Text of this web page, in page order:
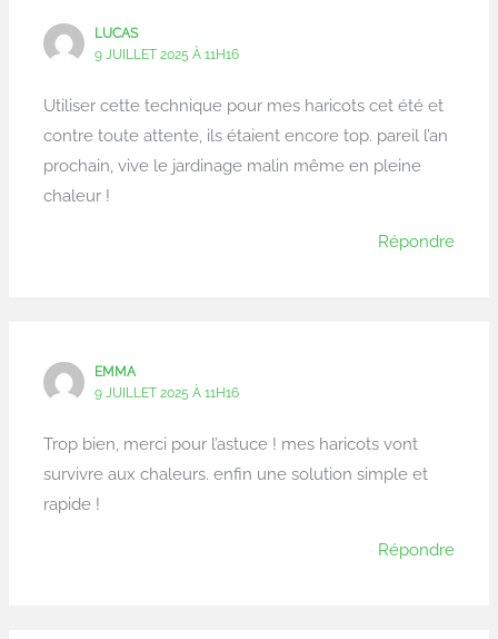
LUCAS
9 JUILLET 2025 À 11H16
Utiliser cette technique pour mes haricots cet été et
contre toute attente, ils étaient encore top. pareil l’an
prochain, vive le jardinage malin même en pleine
chaleur !
Répondre
EMMA
9 JUILLET 2025 À 11H16
Trop bien, merci pour l’astuce ! mes haricots vont
survivre aux chaleurs. enfin une solution simple et
rapide !
Répondre